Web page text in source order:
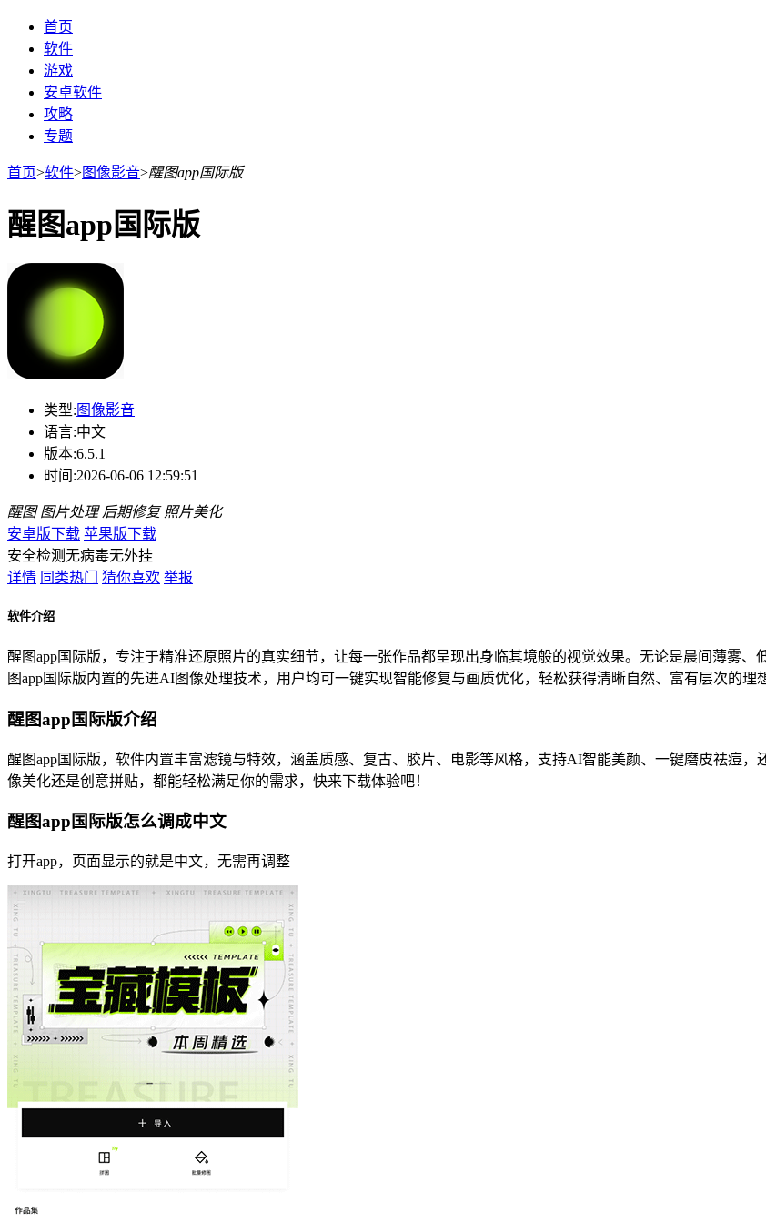
首页
软件
游戏
安卓软件
攻略
专题
首页>软件>图像影音>醒图app国际版
醒图app国际版
类型: 图像影音
语言:中文
版本:6.5.1
时间:2026-06-06 12:59:51
醒图 图片处理 后期修复 照片美化
安卓版下载 苹果版下载
安全检测无病毒无外挂
详情 同类热门 猜你喜欢 举报
软件介绍
醒图app国际版，专注于精准还原照片的真实细节，让每一张作品都呈现出身临其境般的视觉效果。无论是晨间薄雾
图app国际版内置的先进AI图像处理技术，用户均可一键实现智能修复与画质优化，轻松获得清晰自然、富有层次的理
醒图app国际版介绍
醒图app国际版，软件内置丰富滤镜与特效，涵盖质感、复古、胶片、电影等风格，支持AI智能美颜、一键磨皮祛痘
像美化还是创意拼贴，都能轻松满足你的需求，快来下载体验吧！
醒图app国际版怎么调成中文
打开app，页面显示的就是中文，无需再调整